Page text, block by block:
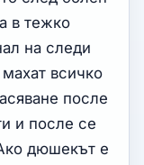
в тежко
на следи
всичко
после
и после се
дюшекът е